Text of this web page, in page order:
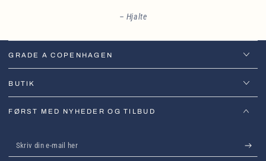
Hjalte
GRADE A COPENHAGEN
BUTIK
FØRST MED NYHEDER OG TILBUD
Skriv